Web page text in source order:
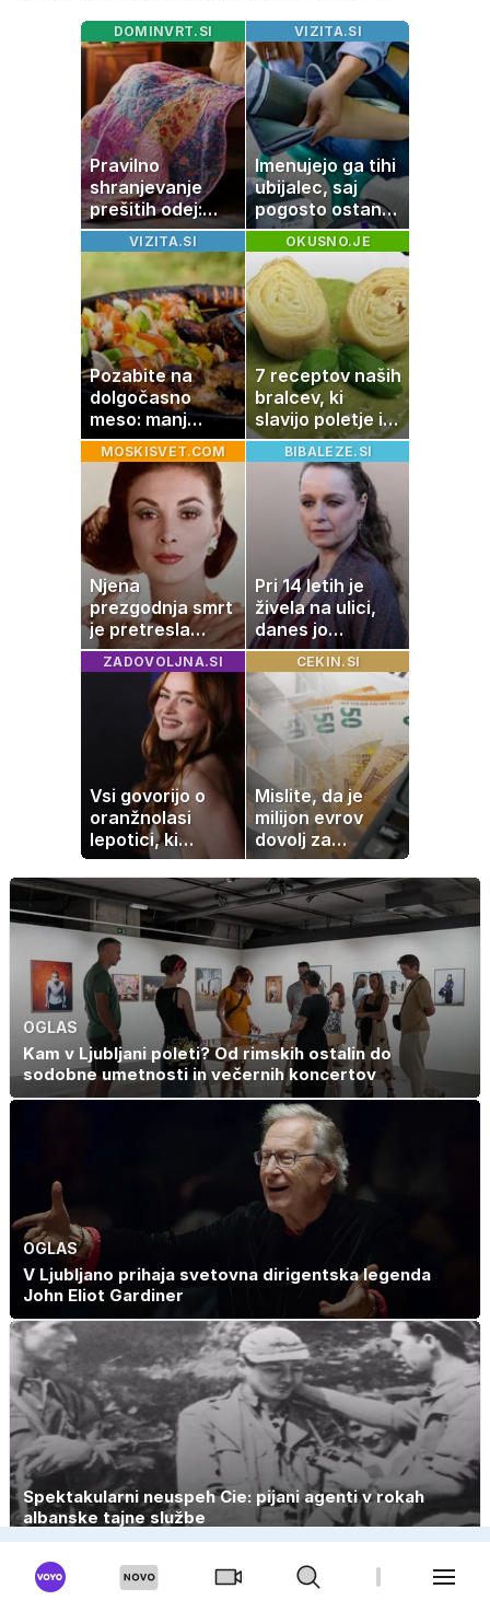
DOMINVRT.SI
Pravilno
shranjevanje
prešitih odej:
Kako ohraniti
družinsko
dediščino
VIZITA.SI
Imenujejo ga tihi
ubijalec, saj
pogosto ostane
neopažen:
nenavadni
simptomi
visokega
holesterola
VIZITA.SI
Pozabite na
dolgočasno
meso: manj
maščobe, več
svežine
OKUSNO.JE
7 receptov naših
bralcev, ki
slavijo poletje in
tradicijo
MOSKISVET.COM
Njena
prezgodnja smrt
je pretresla
modni svet: za
slavo se je
skrivala
tragedija
BIBALEZE.SI
Pri 14 letih je
živela na ulici,
danes jo
občuduje ves
svet
ZADOVOLJNA.SI
Vsi govorijo o
oranžnolasi
lepotici, ki
navdušuje s
skrivnostno
vlogo
CEKIN.SI
Mislite, da je
milijon evrov
dovolj za
sanjsko
stanovanje? Te
številke so
šokirale Evropo
OGLAS
Kam v Ljubljani poleti? Od rimskih ostalin do
sodobne umetnosti in večernih koncertov
OGLAS
V Ljubljano prihaja svetovna dirigentska legenda
John Eliot Gardiner
Spektakularni neuspeh Cie: pijani agenti v rokah
albanske tajne službe